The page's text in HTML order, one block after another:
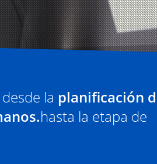
la planificación
hasta la etapa de